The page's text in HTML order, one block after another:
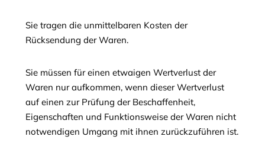
Sie tragen die unmittelbaren Kosten der
Rücksendung der Waren.
Sie müssen für einen etwaigen Wertverlust der
Waren nur aufkommen, wenn dieser Wertverlust
auf einen zur Prüfung der Beschaffenheit,
Eigenschaften und Funktionsweise der Waren nicht
notwendigen Umgang mit ihnen zurückzuführen ist.